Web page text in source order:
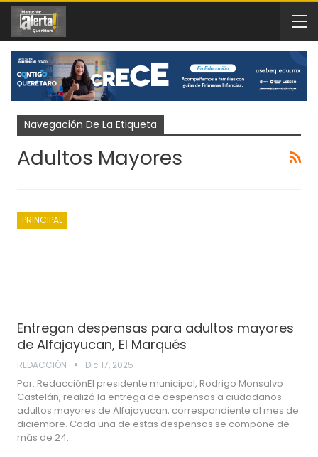
Navegación De La Etiqueta
Adultos Mayores
PRINCIPAL
Entregan despensas para adultos mayores
de Alfajayucan, El Marqués
REDACCIÓN Dic 17, 2025
Por: RedacciónEl presidente municipal, Rodrigo Monsalvo
Castelán, realizó la entrega de despensas a ciudadanos
adultos mayores de Alfajayucan, correspondiente al mes de
diciembre. Cada una de estas despensas se compone de
más de 24…